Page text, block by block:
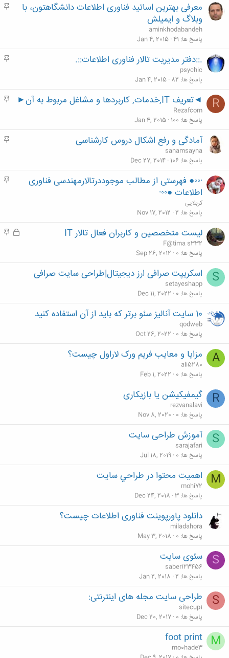
م
معرفی بهترین اساتید فناوری اطلاعات دانشگاهتون، با
وبلاگ و ایمیلش
aminkhodabandeh
پاسخ ها 41
Jan 4, 2015
م
.::دفتر مدیریت تالار فناوری اطلاعات::.
psychic
پاسخ ها 82
Jan 4, 2015
R
م
◄تعریف IT,خدمات, کاربردها و مشاغل مربوط به آن►
Rezafcom
پاسخ ها 100
Jan 4, 2015
م
آمادگی و رفع اشکال دروس کارشناسی
sanamsayna
پاسخ ها 106
Dec 27, 2014
م
∙◦◦● فهرستی از مطالب موجوددرتالارمهندسی فناوری
اطلاعات ●◦◦∙
کربلایی
پاسخ ها 2
Nov 17, 2012
ق
م
لیست متخصصین و کاربران فعال تالار IT
F@tima s332
پاسخ ها 0
Sep 26, 2012
S اسکریپت صرافی ارز دیجیتال|طراحی سایت صرافی
setayeshapp
پاسخ ها 0
Dec 11, 2022
10 سایت آنالیز سئو برتر که باید از آن استفاده کنید
qodweb
پاسخ ها 0
Oct 26, 2022
A مزایا و معایب فریم ورک لاراول چیست؟
ali5280
پاسخ ها 0
Feb 1, 2022
R گیمفیکیشن یا بازیکاری
rezvanalavi
پاسخ ها 0
Nov 8, 2020
S آموزش طراحی سایت
sarajafari
پاسخ ها 0
Jul 18, 2019
M اهميت محتوا در طراحي سايت
mohi72
پاسخ ها 3
Dec 24, 2018
دانلود پاورپوینت فناوری اطلاعات چیست؟
miladahora
پاسخ ها 0
May 3, 2018
S سئوی سایت
saber123456
پاسخ ها 2
Jan 2, 2018
S طراحی سایت مجله های اینترنتی:
sitecup1
پاسخ ها 0
Dec 20, 2017
M
foot print
mo0hade3